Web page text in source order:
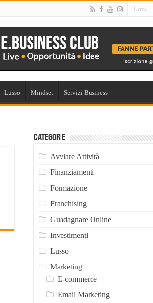
Lusso Mindset Servizi Business
Categorie
Avviare Attività
Finanziamenti
Formazione
Franchising
Guadagnare Online
Investimenti
Lusso
Marketing
E-commerce
Email Marketing